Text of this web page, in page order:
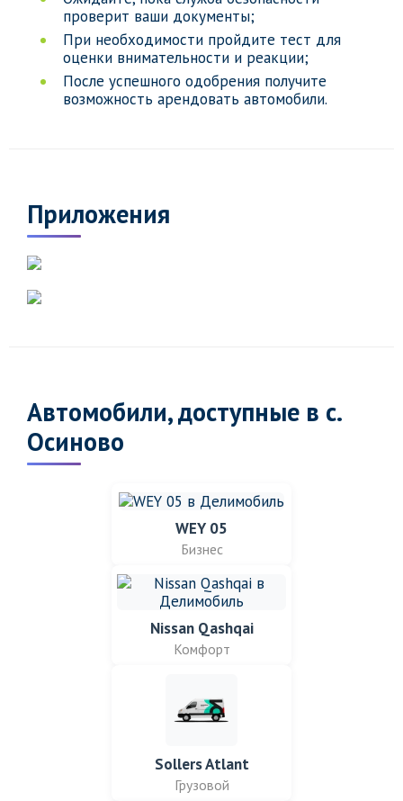
проверит ваши документы;
При необходимости пройдите тест для
оценки внимательности и реакции;
После успешного одобрения получите
возможность арендовать автомобили.
Приложения
Автомобили, доступные в с.
Осиново
WEY 05
Бизнес
Nissan Qashqai
Комфорт
Sollers Atlant
Грузовой